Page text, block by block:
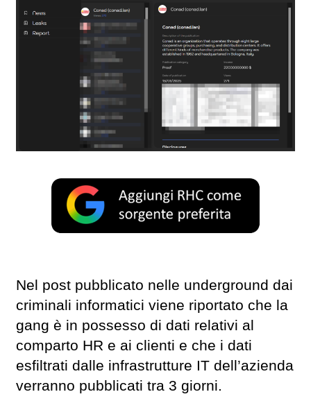
Nel post pubblicato nelle underground dai
criminali informatici viene riportato che la
gang è in possesso di dati relativi al
comparto HR e ai clienti e che i dati
esfiltrati dalle infrastrutture IT dell’azienda
verranno pubblicati tra 3 giorni.